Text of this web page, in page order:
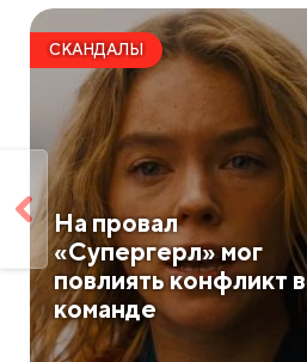
СКАНДАЛЫ
На провал
«Супергерл» мог
повлиять конфликт в
команде